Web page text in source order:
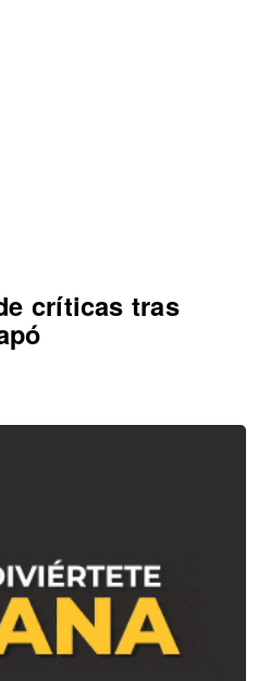
críticas tras